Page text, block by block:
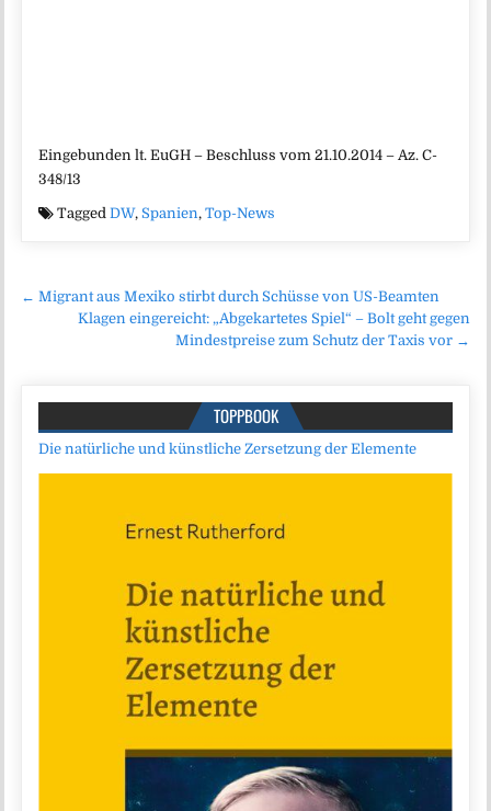
Eingebunden lt. EuGH – Beschluss vom 21.10.2014 – Az. C-
348/13
TaggedDW,Spanien,Top-News
Beitragsnavigation
← Migrant aus Mexiko stirbt durch Schüsse von US-Beamten
Klagen eingereicht: „Abgekartetes Spiel“ – Bolt geht gegen
Mindestpreise zum Schutz der Taxis vor →
TOPPBOOK
Die natürliche und künstliche Zersetzung der Elemente